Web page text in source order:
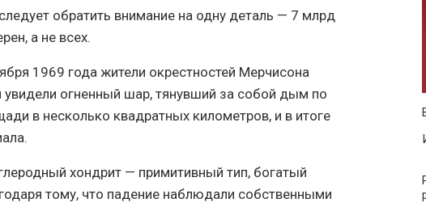
обратить внимание на одну деталь — 7 млрд
а не всех.
1969 года жители окрестностей Мерчисона
огненный шар, тянувший за собой дым по
в несколько квадратных километров, и в итоге
хондрит — примитивный тип, богатый
тому, что падение наблюдали собственными